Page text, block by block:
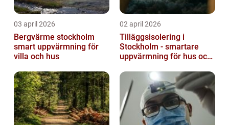
03 april 2026
Bergvärme stockholm
smart uppvärmning för
villa och hus
02 april 2026
Tilläggsisolering i
Stockholm - smartare
uppvärmning för hus och